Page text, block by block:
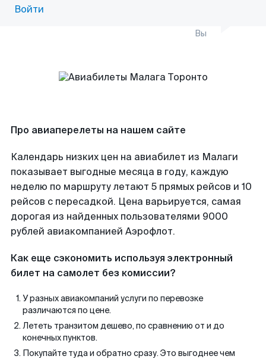
Войти
Вы
Про авиаперелеты на нашем сайте
Календарь низких цен на авиабилет из Малаги
показывает выгодные месяца в году, каждую
неделю по маршруту летают 5 прямых рейсов и 10
рейсов с пересадкой. Цена варьируется, самая
дорогая из найденных пользователями 9000
рублей авиакомпанией Аэрофлот.
Как еще сэкономить используя электронный
билет на самолет без комиссии?
У разных авиакомпаний услуги по перевозке
различаются по цене.
Лететь транзитом дешево, по сравнению от и до
конечных пунктов.
Покупайте туда и обратно сразу. Это выгоднее чем